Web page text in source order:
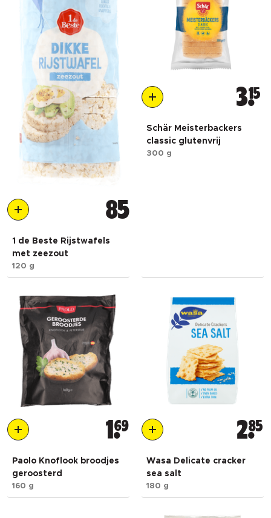
85
1 de Beste Rijstwafels
met zeezout
120 g
315
Schär Meisterbackers
classic glutenvrij
300 g
1 69
Paolo Knoflook broodjes
geroosterd
160 g
285
Wasa Delicate cracker
sea salt
180 g